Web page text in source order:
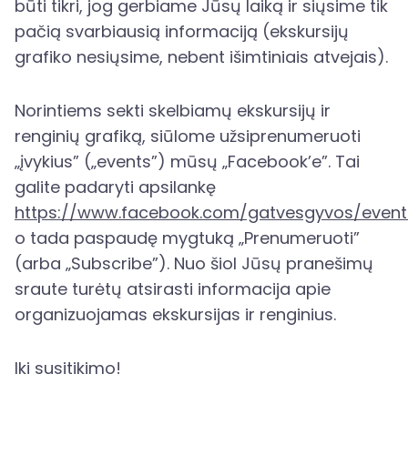
būti tikri, jog gerbiame Jūsų laiką ir siųsime tik
pačią svarbiausią informaciją (ekskursijų
grafiko nesiųsime, nebent išimtiniais atvejais).
Norintiems sekti skelbiamų ekskursijų ir
renginių grafiką, siūlome užsiprenumeruoti
„įvykius” („events”) mūsų „Facebook’e”. Tai
galite padaryti apsilankę
https://www.facebook.com/gatvesgyvos/
o tada paspaudę mygtuką „Prenumeruoti”
(arba „Subscribe”). Nuo šiol Jūsų pranešimų
sraute turėtų atsirasti informacija apie
organizuojamas ekskursijas ir renginius.
Iki susitikimo!